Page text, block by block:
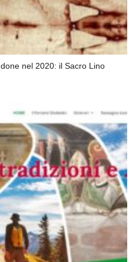
nel 2020: il Sacro Lino